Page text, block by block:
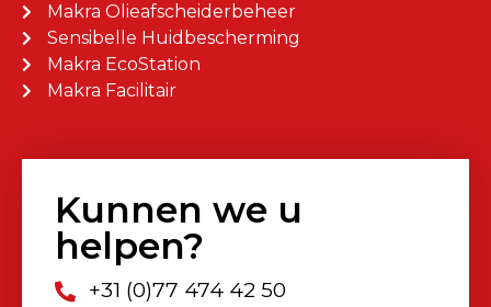
Makra Olieafscheiderbeheer
Sensibelle Huidbescherming
Makra EcoStation
Makra Facilitair
Kunnen we u
helpen?
+31 (0)77 474 42 50